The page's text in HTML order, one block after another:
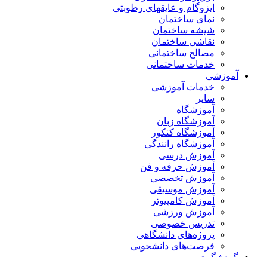
ایزوگام و عایقهای رطوبتی
نمای ساختمان
شیشه ساختمان
نقاشی ساختمان
مصالح ساختمانی
خدمات ساختمانی
آموزشی
خدمات آموزشی
سایر
آموزشگاه
آموزشگاه زبان
آموزشگاه کنکور
آموزشگاه رانندگی
آموزش درسی
آموزش حرفه و فن
آموزش تخصصی
آموزش موسیقی
آموزش کامپیوتر
آموزش ورزشی
تدریس خصوصی
پروژه‌های دانشگاهی
فرصت‌های دانشجویی